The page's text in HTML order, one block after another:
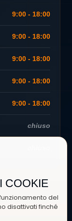
COOKIE
del
disattivati finché
9:00 - 18:00
9:00 - 18:00
9:00 - 18:00
9:00 - 18:00
9:00 - 18:00
chiuso